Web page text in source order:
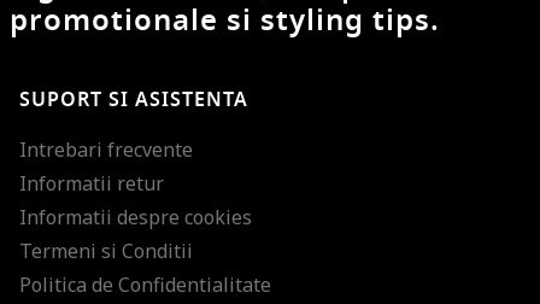
promotionale si styling tips.
SUPORT SI ASISTENTA
Intrebari frecvente
Informatii retur
Informatii despre cookies
Termeni si Conditii
Politica de Confidentialitate